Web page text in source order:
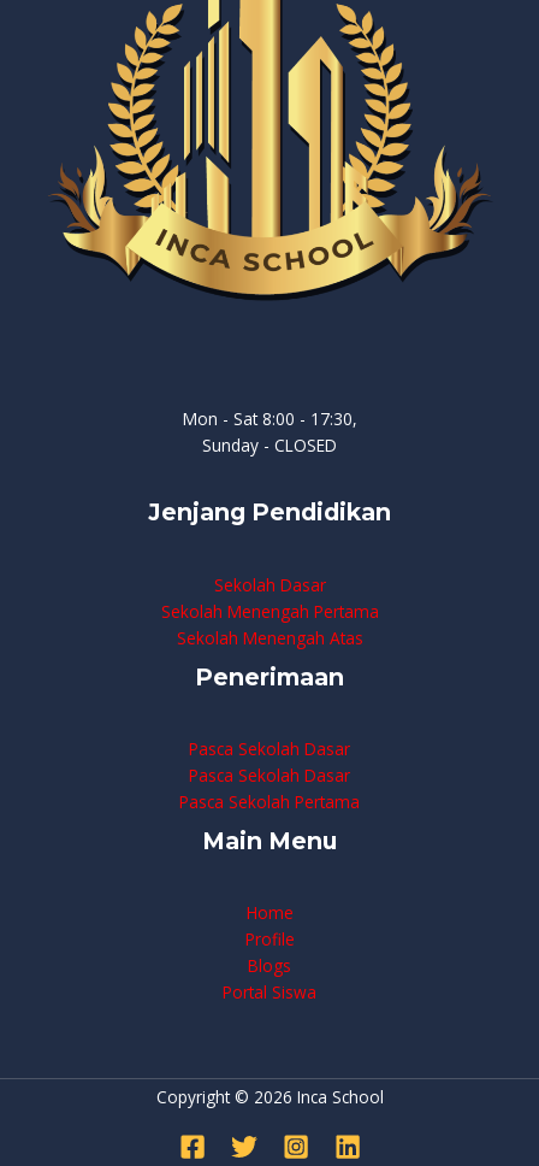
Mon - Sat 8:00 - 17:30,
Sunday - CLOSED
Jenjang Pendidikan
Sekolah Dasar
Sekolah Menengah Pertama
Sekolah Menengah Atas
Penerimaan
Pasca Sekolah Dasar
Pasca Sekolah Dasar
Pasca Sekolah Pertama
Main Menu
Home
Profile
Blogs
Portal Siswa
Copyright © 2026 Inca School